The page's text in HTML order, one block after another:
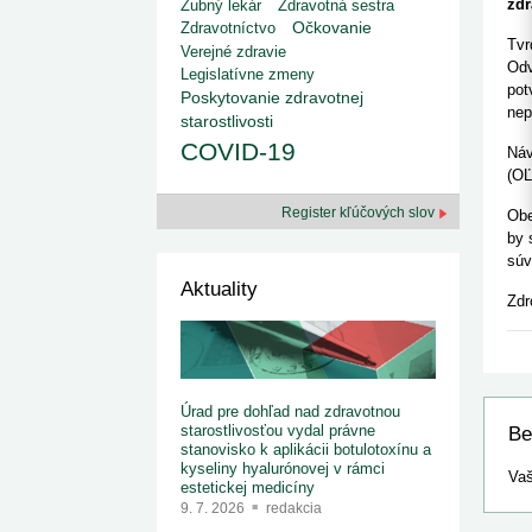
1. 7. 2026
redakcia
Ministerstvo zdravotníctva zverejnilo aktualizovaný
zoznam kategori...
29. 6. 2026
redakcia
Rezort zdravotníctva zverejnil zoznam
kategorizovaných špeciálnych ...
Výzva na podporu dostupnosti zdravotnej
22. 6. 2026
redakcia
by
Zubný lekár
Zdravotná sestra
Zdravotníctvo
Očkovanie
Verejné zdravie
Legislatívne zmeny
Poskytovanie zdravotnej
starostlivosti
COVID-19
Register kľúčových slov
Aktuality
Úrad pre dohľad nad zdravotnou
starostlivosťou vydal právne
stanovisko k aplikácii botulotoxínu a
kyseliny hyalurónovej v rámci
estetickej medicíny
9. 7. 2026 redakcia